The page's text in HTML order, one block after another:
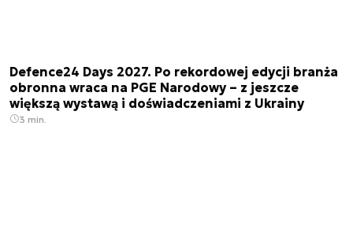
Defence24 Days 2027. Po rekordowej edycji branża
obronna wraca na PGE Narodowy – z jeszcze
większą wystawą i doświadczeniami z Ukrainy
3 min.